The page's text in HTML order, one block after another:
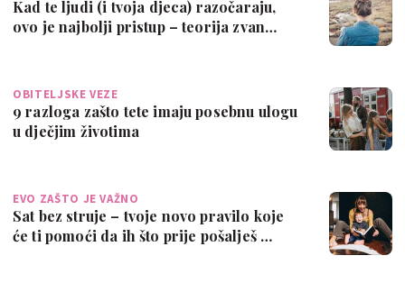
Kad te ljudi (i tvoja djeca) razočaraju,
ovo je najbolji pristup – teorija zvan…
OBITELJSKE VEZE
9 razloga zašto tete imaju posebnu ulogu
u dječjim životima
EVO ZAŠTO JE VAŽNO
Sat bez struje – tvoje novo pravilo koje
će ti pomoći da ih što prije pošalješ …